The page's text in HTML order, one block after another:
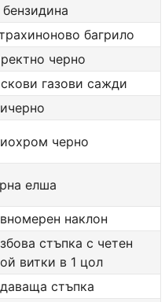
бензидина
багрило
черно
газови сажди
черно
елша
наклон
стъпка с четен
витки в 1 цол
стъпка